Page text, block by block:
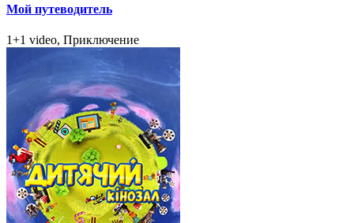
Мой путеводитель
1+1 video, Приключение